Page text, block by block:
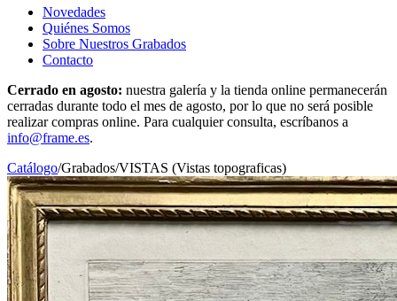
Novedades
Quiénes Somos
Sobre Nuestros Grabados
Contacto
Cerrado en agosto: nuestra galería y la tienda online permanecerán
cerradas durante todo el mes de agosto, por lo que no será posible
realizar compras online. Para cualquier consulta, escríbanos a
info@frame.es.
Catálogo/Grabados/VISTAS (Vistas topograficas)